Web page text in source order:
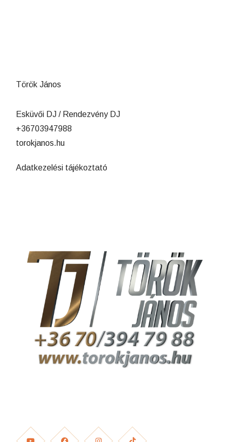
Török János
Esküvői DJ / Rendezvény DJ
+36703947988
torokjanos.hu
Adatkezelési tájékoztató